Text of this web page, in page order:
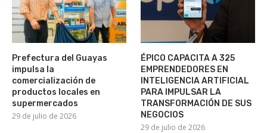
Prefectura del Guayas
impulsa la
comercialización de
productos locales en
supermercados
29 de julio de 2026
ÉPICO CAPACITA A 325
EMPRENDEDORES EN
INTELIGENCIA ARTIFICIAL
PARA IMPULSAR LA
TRANSFORMACIÓN DE SUS
NEGOCIOS
29 de julio de 2026